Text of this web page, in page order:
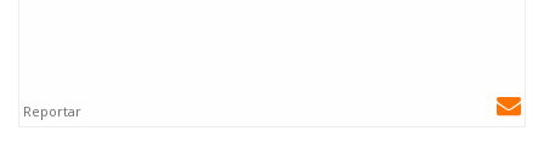
Reportar